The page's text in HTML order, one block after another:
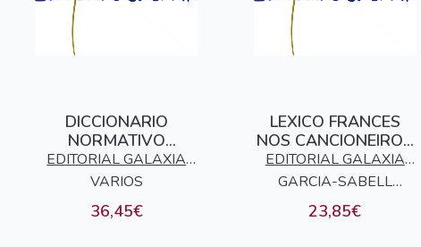
DICCIONARIO
NORMATIVO
GALEGO - CASTELAN
EDITORIAL GALAXIA
S.A.
VARIOS
36,45€
LEXICO FRANCES
NOS CANCIONEIROS
GALEGO-
PORTUGUESES
EDITORIAL GALAXIA
S.A.
GARCIA-SABELL
TORMO, TERESA
23,85€